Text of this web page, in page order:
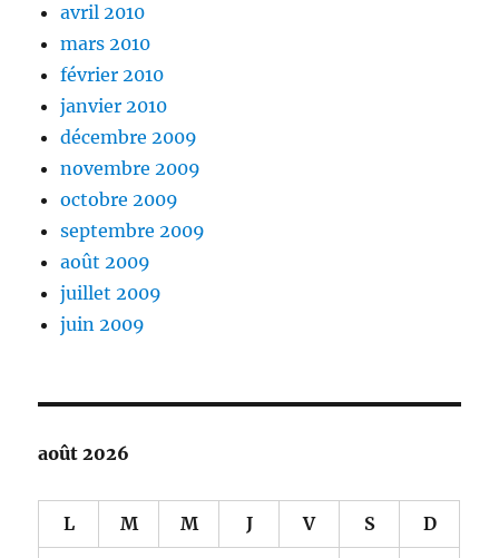
avril 2010
mars 2010
février 2010
janvier 2010
décembre 2009
novembre 2009
octobre 2009
septembre 2009
août 2009
juillet 2009
juin 2009
août 2026
L M M J V S D